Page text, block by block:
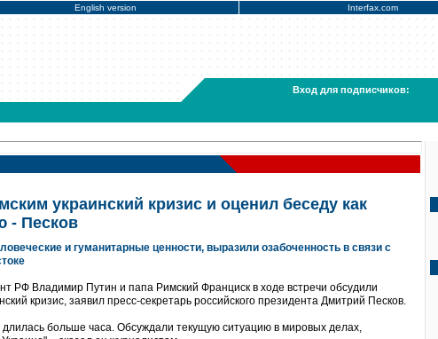
English version Interfax.com
Вход для подписчиков:
украинский кризис и оценил беседу как
- Песков
и гуманитарные ценности, выразили озабоченность в связи с
РФ Владимир Путин и папа Римский Франциск в ходе встречи обсудили
кризис, заявил пресс-секретарь российского президента Дмитрий Песков.
больше часа. Обсуждали текущую ситуацию в мировых делах,